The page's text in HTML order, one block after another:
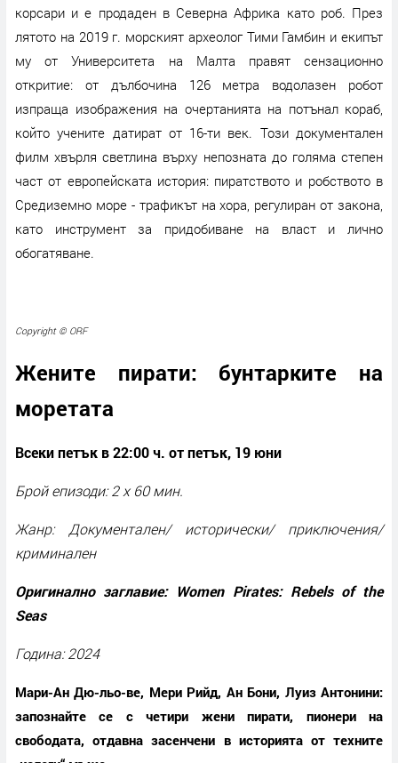
корсари и е продаден в Северна Африка като роб. През
лятото на 2019 г. морският археолог Тими Гамбин и екипът
му от Университета на Малта правят сензационно
откритие: от дълбочина 126 метра водолазен робот
изпраща изображения на очертанията на потънал кораб,
който учените датират от 16-ти век. Този документален
филм хвърля светлина върху непозната до голяма степен
част от европейската история: пиратството и робството в
Средиземно море - трафикът на хора, регулиран от закона,
като инструмент за придобиване на власт и лично
обогатяване.
Copyright © ORF
Жените пирати: бунтарките на
моретата
Всеки петък в 22:00 ч. от петък, 19 юни
Брой епизоди: 2 x 60 мин.
Жанр: Документален/ исторически/ приключения/
криминален
Оригинално заглавие: Women Pirates: Rebels of the
Seas
Година: 2024
Мари-Ан Дю-льо-ве, Мери Рийд, Ан Бони, Луиз Антонини:
запознайте се с четири жени пирати, пионери на
свободата, отдавна засенчени в историята от техните